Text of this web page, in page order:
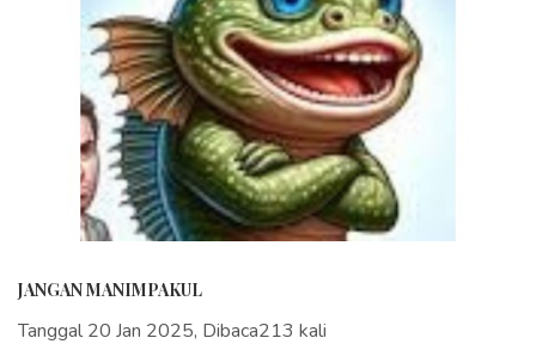
JANGAN MANIMPAKUL
Tanggal 20 Jan 2025, Dibaca213 kali